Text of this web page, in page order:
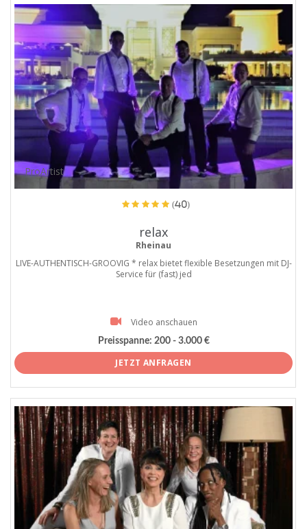
ProArtist
(40)
relax
Rheinau
LIVE-AUTHENTISCH-GROOVIG * relax bietet flexible Besetzungen mit DJ-
Service für (fast) jed
Video anschauen
Preisspanne: 200 - 3.000 €
JETZT ANFRAGEN